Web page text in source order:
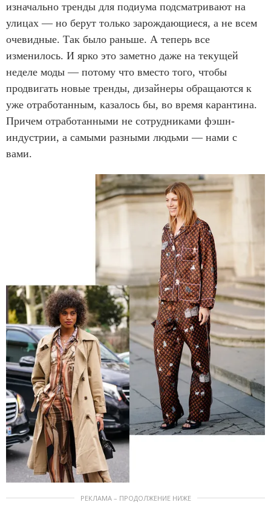
изначально тренды для подиума подсматривают на
улицах — но берут только зарождающиеся, а не всем
очевидные. Так было раньше. А теперь все
изменилось. И ярко это заметно даже на текущей
неделе моды — потому что вместо того, чтобы
продвигать новые тренды, дизайнеры обращаются к
уже отработанным, казалось бы, во время карантина.
Причем отработанными не сотрудниками фэшн-
индустрии, а самыми разными людьми — нами с
вами.
РЕКЛАМА – ПРОДОЛЖЕНИЕ НИЖЕ